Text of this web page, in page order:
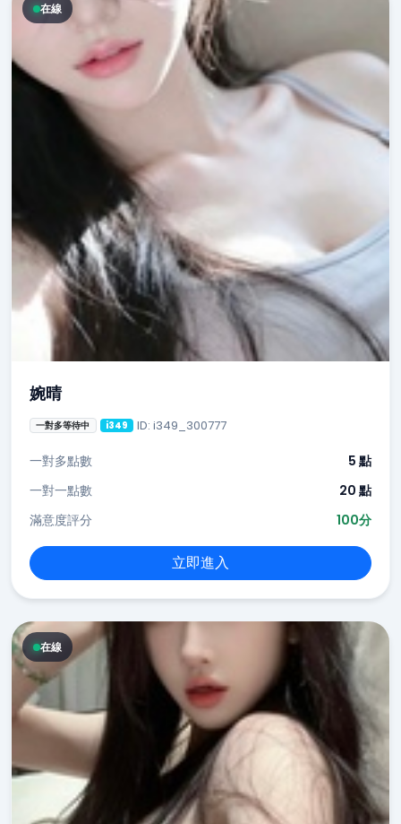
在線
婉晴
一對多等待中 i349 ID: i349_300777
一對多點數
5 點
一對一點數
20 點
滿意度評分
100分
立即進入
在線